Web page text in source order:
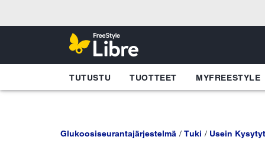
TUTUSTU TUOTTEET MYFREESTYLE
Glukoosiseurantajärjestelmä Tuki Usein